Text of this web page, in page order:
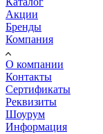
Акции
Бренды
Компания
О компании
Контакты
Сертификаты
Реквизиты
Шоурум
Информация